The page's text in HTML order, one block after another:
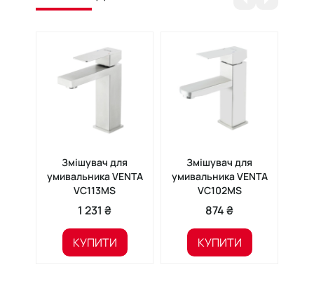
Змішувач для
умивальника VENTA
VC113MS
1 231 ₴
КУПИТИ
Змішувач для
умивальника VENTA
VC102MS
874 ₴
КУПИТИ